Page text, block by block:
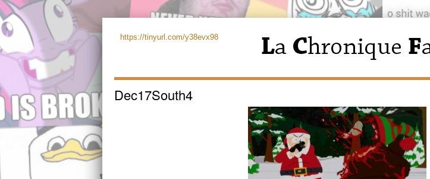
https://tinyurl.com/y38evx98
Dec17South4